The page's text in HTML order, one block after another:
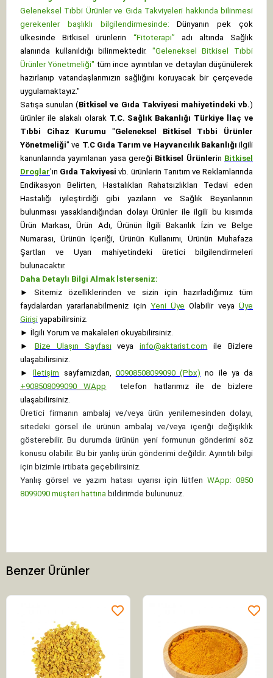
Geleneksel Tıbbi Ürünler ve Gıda Takviyeleri hakkında bilinmesi
gerekenler başlıklı bilgilendirmesinde:
Dünyanın pek çok
ülkesinde Bitkisel ürünlerin “Fitoterapi” adı altında Sağlık
alanında kullanıldığı bilinmektedir. "Geleneksel Bitkisel Tıbbi
Ürünler Yönetmeliği" tüm ince ayrıntıları ve detayları düşünülerek
hazırlanıp vatandaşlarımızın sağlığını koruyacak bir çerçevede
uygulamaktayız."
Satışa sunulan (Bitkisel ve Gıda Takviyesi mahiyetindeki vb.)
ürünler ile alakalı olarak T.C. Sağlık Bakanlığı Türkiye İlaç ve
Tıbbi Cihaz Kurumu "Geleneksel Bitkisel Tıbbi Ürünler
Yönetmeliği" ve T.C Gıda Tarım ve Hayvancılık Bakanlığı ilgili
kanunlarında yayımlanan yasa gereği Bitkisel Ürünlerin Bitkisel
Droglar'ın Gıda Takviyesi vb. ürünlerin Tanıtım ve Reklamlarında
Endikasyon Belirten, Hastalıkları Rahatsızlıkları Tedavi eden
Hastalığı iyileştirdiği gibi yazıların ve Sağlık Beyanlarının
bulunması yasaklandığından dolayı Ürünler ile ilgili bu kısımda
Ürün Markası, Ürün Adı, Ürünün İlgili Bakanlık İzin ve Belge
Numarası, Ürünün İçeriği, Ürünün Kullanımı, Ürünün Muhafaza
Şartları ve Uyarı mahiyetindeki üretici bilgilendirmeleri
bulunacaktır.
Daha Detaylı Bilgi Almak İsterseniz:
►
Sitemiz özelliklerinden ve sizin için hazırladığımız tüm
faydalardan yararlanabilmeniz için Yeni Üye Olabilir veyaÜye
Girişi yapabilirsiniz.
► İlgili Yorum ve makaleleri okuyabilirsiniz.
►
Bize Ulaşın Sayfası veya info@aktarist.com
ile Bizlere
ulaşabilirsiniz.
►
İletişim sayfamızdan, 00908508099090 (Pbx) no ile ya da
+908508099090 WApp
telefon hatlarımız ile de bizlere
ulaşabilirsiniz.
Üretici firmanın ambalaj ve/veya ürün yenilemesinden dolayı,
sitedeki görsel ile ürünün ambalaj ve/veya içeriği değişiklik
gösterebilir. Bu durumda ürünün yeni formunun gönderimi söz
konusu olabilir. Bu bir yanlış ürün gönderimi değildir. Ayrıntılı bilgi
için bizimle irtibata geçebilirsiniz.
Yanlış görsel ve yazım hatası uyarısı için lütfen WApp: 0850
8099090 müşteri hattına bildirimde bulununuz.
Benzer Ürünler